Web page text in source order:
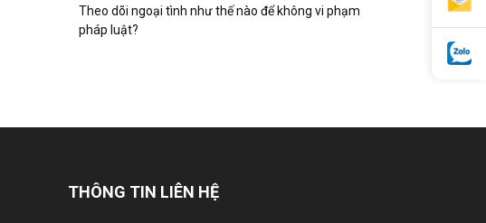
Theo dõi ngoại tình như thế nào để không vi phạm
pháp luật?
THÔNG TIN LIÊN HỆ